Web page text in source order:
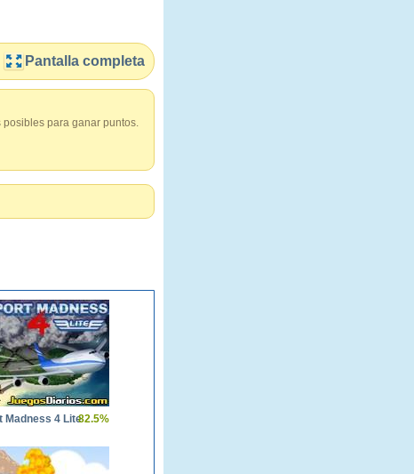
Pantalla completa
para ganar puntos.
Madness 4 Lite82.5%